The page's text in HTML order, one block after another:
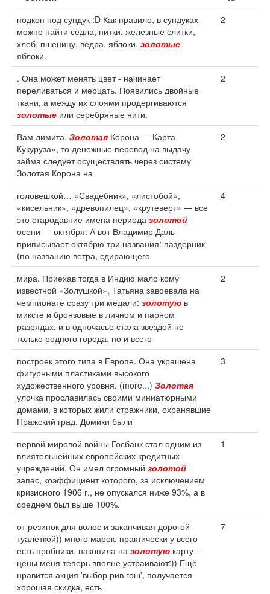
подкоп под сундук :D Как правило, в сундуках
можно найти сёдла, нитки, железные слитки,
хлеб, пшеницу, вёдра, яблоки, золотые
яблоки.
2
. Она может менять цвет - начинает
переливаться и мерцать. Появились двойные
ткани, а между их слоями продергиваются
золотые или серебряные нити.
2
Вам лимита. Золотая Корона — Карта
Кукуруза», то денежные перевод на выдачу
займа следует осуществлять через систему
Золотая Корона на
2
головешкой… «Свадебник», «листобой»,
«кисельник», «древопилец», «крутеверт» — все
это стародавние имена периода золотой
осени — октября. А вот Владимир Даль
приписывает октябрю три названия: паздерник
(по названию ветра, сдирающего
4
мира. Приехав тогда в Индию мало кому
известной «Золушкой», Татьяна завоевала на
чемпионате сразу три медали: золотую в
миксте и бронзовые в личном и парном
разрядах, и в одночасье стала звездой не
только родного города, но и всего
2
построек этого типа в Европе. Она украшена
фигурными пластиками высокого
художественного уровня. (more...) Золотая
улочка прославилась своими миниатюрными
домами, в которых жили стражники, охранявшие
Пражский град. Домики были
3
первой мировой войны Госбанк стал одним из
влиятельнейших европейских кредитных
учреждений. Он имел огромный золотой
запас, коэффициент которого, за исключением
кризисного 1906 г., не опускался ниже 93%, а в
среднем был выше 100%.
1
от резинок для волос и заканчивая дорогой
туалеткой)) много марок, практически у всего
есть пробники. накопила на золотую карту -
цены меня теперь вполне устраивают:)) Ещё
нравится акция 'выбор рив гош', получается
хорошая скидка, есть
7